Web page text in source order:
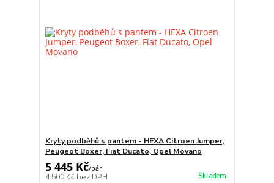
Kryty podběhů s pantem - HEXA Citroen Jumper,
Peugeot Boxer, Fiat Ducato, Opel Movano
5 445 Kč/pár
4 500 Kč bez DPH Skladem